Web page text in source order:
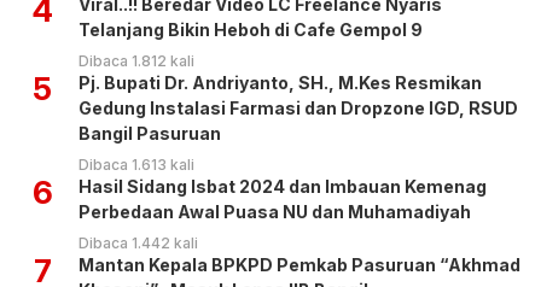
4
Viral..!! Beredar Video LC Freelance Nyaris
Telanjang Bikin Heboh di Cafe Gempol 9
Dibaca 1.812 kali
5
Pj. Bupati Dr. Andriyanto, SH., M.Kes Resmikan
Gedung Instalasi Farmasi dan Dropzone IGD, RSUD
Bangil Pasuruan
Dibaca 1.613 kali
6
Hasil Sidang Isbat 2024 dan Imbauan Kemenag
Perbedaan Awal Puasa NU dan Muhamadiyah
Dibaca 1.442 kali
7
Mantan Kepala BPKPD Pemkab Pasuruan “Akhmad